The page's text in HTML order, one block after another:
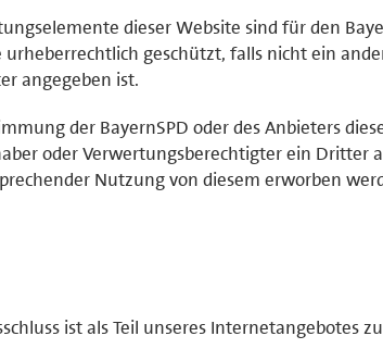
dieser Website sind für den
urheberrechtlich geschützt, falls nicht ein
angegeben ist.
der BayernSPD oder des Anbieters
oder Verwertungsberechtigter ein Dritter
Nutzung von diesem erworben
ist als Teil unseres Internetangebotes